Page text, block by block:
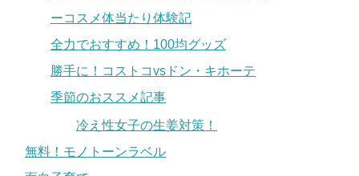
ーコスメ体当たり体験記
全力でおすすめ！100均グッズ
勝手に！コストコvsドン・キホーテ
季節のおススメ記事
冷え性女子の生姜対策！
無料！モノトーンラベル